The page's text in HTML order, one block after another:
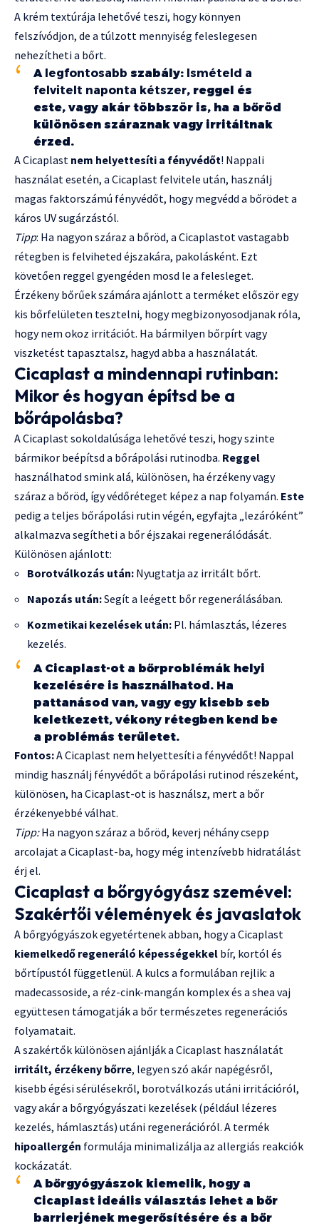
A krém textúrája lehetővé teszi, hogy könnyen
felszívódjon, de a túlzott mennyiség feleslegesen
nehezítheti a bőrt.
A legfontosabb szabály: Ismételd a
felvitelt naponta kétszer, reggel és
este, vagy akár többször is, ha a bőröd
különösen száraznak vagy irritáltnak
érzed.
A Cicaplast nem helyettesíti a fényvédőt! Nappali
használat esetén, a Cicaplast felvitele után, használj
magas faktorszámú fényvédőt, hogy megvédd a bőrödet a
káros UV sugárzástól.
Tipp: Ha nagyon száraz a bőröd, a Cicaplastot vastagabb
rétegben is felviheted éjszakára, pakolásként. Ezt
követően reggel gyengéden mosd le a felesleget.
Érzékeny bőrűek számára ajánlott a terméket először egy
kis bőrfelületen tesztelni, hogy megbizonyosodjanak róla,
hogy nem okoz irritációt. Ha bármilyen bőrpírt vagy
viszketést tapasztalsz, hagyd abba a használatát.
Cicaplast a mindennapi rutinban:
Mikor és hogyan építsd be a
bőrápolásba?
A Cicaplast sokoldalúsága lehetővé teszi, hogy szinte
bármikor beépítsd a bőrápolási rutinodba. Reggel
használhatod smink alá, különösen, ha érzékeny vagy
száraz a bőröd, így védőréteget képez a nap folyamán. Este
pedig a teljes bőrápolási rutin végén, egyfajta „lezáróként”
alkalmazva segítheti a bőr éjszakai regenerálódását.
Különösen ajánlott:
Borotválkozás után: Nyugtatja az irritált bőrt.
Napozás után:Segít a leégett bőr regenerálásában.
Kozmetikai kezelések után: Pl. hámlasztás, lézeres
kezelés.
A Cicaplast-ot a bőrproblémák helyi
kezelésére is használhatod. Ha
pattanásod van, vagy egy kisebb seb
keletkezett, vékony rétegben kend be
a problémás területet.
Fontos:A Cicaplast nem helyettesíti a fényvédőt! Nappal
mindig használj fényvédőt a bőrápolási rutinod részeként,
különösen, ha Cicaplast-ot is használsz, mert a bőr
érzékenyebbé válhat.
Tipp:Ha nagyon száraz a bőröd, keverj néhány csepp
arcolajat a Cicaplast-ba, hogy még intenzívebb hidratálást
érj el.
Cicaplast a bőrgyógyász szemével:
Szakértői vélemények és javaslatok
A bőrgyógyászok egyetértenek abban, hogy a Cicaplast
kiemelkedő regeneráló képességekkel bír, kortól és
bőrtípustól függetlenül. A kulcs a formulában rejlik: a
madecassoside, a réz-cink-mangán komplex és a shea vaj
együttesen támogatják a bőr természetes regenerációs
folyamatait.
A szakértők különösen ajánlják a Cicaplast használatát
irritált, érzékeny bőrre, legyen szó akár napégésről,
kisebb égési sérülésekről, borotválkozás utáni irritációról,
vagy akár a bőrgyógyászati kezelések (például lézeres
kezelés, hámlasztás) utáni regenerációról. A termék
hipoallergén formulája minimalizálja az allergiás reakciók
kockázatát.
A bőrgyógyászok kiemelik, hogy a
Cicaplast ideális választás lehet a bőr
barrierjének megerősítésére és a bőr